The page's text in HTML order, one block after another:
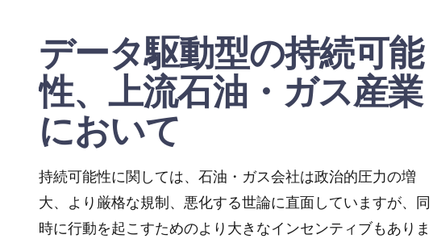
データ駆動型の持続可能
性、上流石油・ガス産業
において
持続可能性に関しては、石油・ガス会社は政治的圧力の増
大、より厳格な規制、悪化する世論に直面していますが、同
時に行動を起こすためのより大きなインセンティブもありま